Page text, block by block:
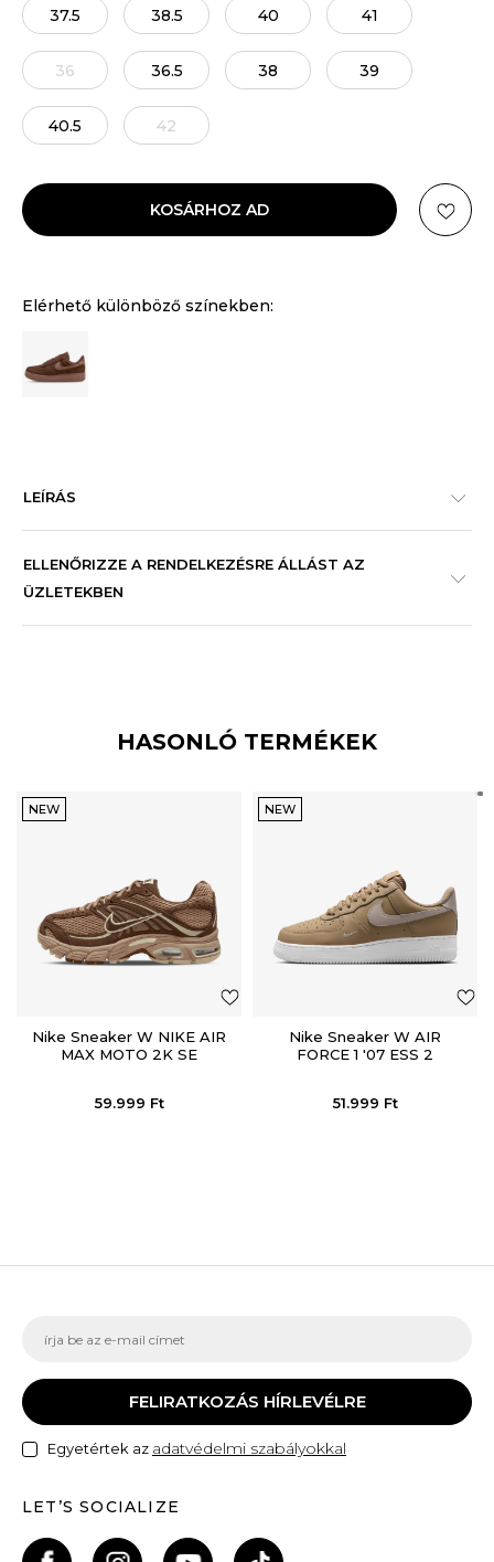
37.5 38.5 40 41
36 36.5 38 39
40.5 42
KOSÁRHOZ AD
Elérhető különböző színekben:
LEÍRÁS
ELLENŐRIZZE A RENDELKEZÉSRE ÁLLÁST AZ
ÜZLETEKBEN
HASONLÓ TERMÉKEK
NEW
Nike Sneaker W NIKE AIR
MAX MOTO 2K SE
59.999 Ft
NEW
Nike Sneaker W AIR
FORCE 1 '07 ESS 2
51.999 Ft
FELIRATKOZÁS HÍRLEVÉLRE
Egyetértek az adatvédelmi szabályokkal
LET’S SOCIALIZE